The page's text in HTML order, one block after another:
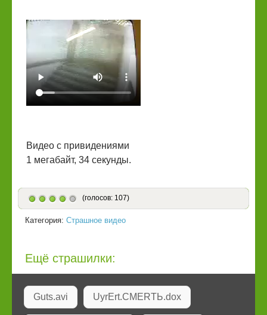
Видео с привидениями
1 мегабайт, 34 секунды.
(голосов: 107)
Категория: Страшное видео
Ещё страшилки:
Guts.avi UyrErt.СMERTЬ.dox